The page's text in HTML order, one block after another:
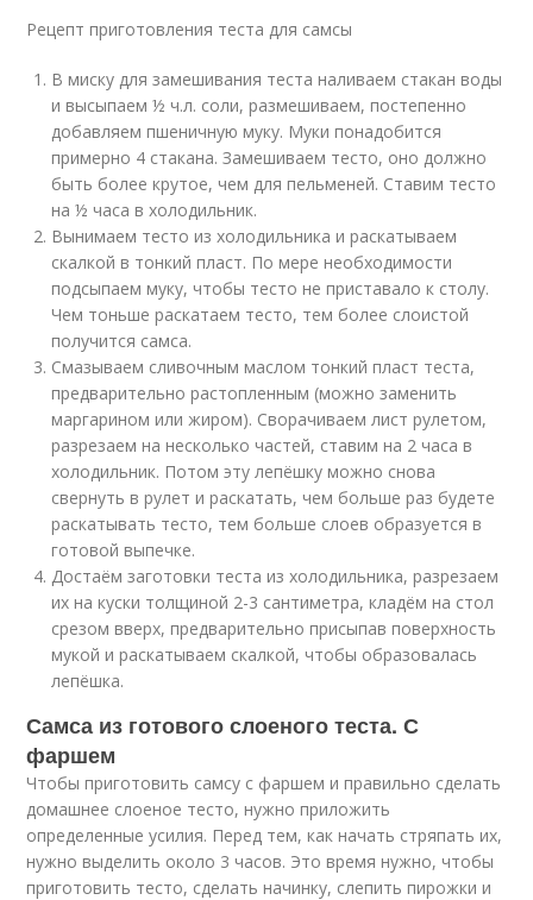
Рецепт приготовления теста для самсы
В миску для замешивания теста наливаем стакан воды
и высыпаем ½ ч.л. соли, размешиваем, постепенно
добавляем пшеничную муку. Муки понадобится
примерно 4 стакана. Замешиваем тесто, оно должно
быть более крутое, чем для пельменей. Ставим тесто
на ½ часа в холодильник.
Вынимаем тесто из холодильника и раскатываем
скалкой в тонкий пласт. По мере необходимости
подсыпаем муку, чтобы тесто не приставало к столу.
Чем тоньше раскатаем тесто, тем более слоистой
получится самса.
Смазываем сливочным маслом тонкий пласт теста,
предварительно растопленным (можно заменить
маргарином или жиром). Сворачиваем лист рулетом,
разрезаем на несколько частей, ставим на 2 часа в
холодильник. Потом эту лепёшку можно снова
свернуть в рулет и раскатать, чем больше раз будете
раскатывать тесто, тем больше слоев образуется в
готовой выпечке.
Достаём заготовки теста из холодильника, разрезаем
их на куски толщиной 2-3 сантиметра, кладём на стол
срезом вверх, предварительно присыпав поверхность
мукой и раскатываем скалкой, чтобы образовалась
лепёшка.
Самса из готового слоеного теста. С
фаршем
Чтобы приготовить самсу с фаршем и правильно сделать
домашнее слоеное тесто, нужно приложить
определенные усилия. Перед тем, как начать стряпать их,
нужно выделить около 3 часов. Это время нужно, чтобы
приготовить тесто, сделать начинку, слепить пирожки и